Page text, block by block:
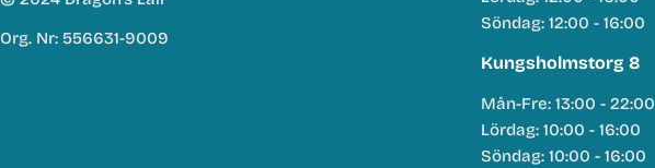
Org. Nr: 556631-9009
Söndag: 12:00 - 16:00
Kungsholmstorg 8
Mån-Fre: 13:00 - 22:00
Lördag: 10:00 - 16:00
Söndag: 10:00 - 16:00